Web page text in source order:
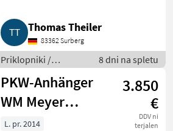
Thomas Theiler
83362 Surberg
Priklopniki /
Avtomobilski
priklopnik
8 dni na spletu
PKW-Anhänger
WM Meyer
Ladefläche 5,10
3.850
€
DDV ni
terjalen
L. pr. 2014